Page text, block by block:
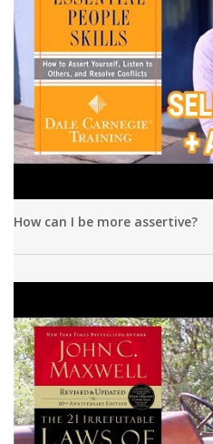
How can I be more assertive?